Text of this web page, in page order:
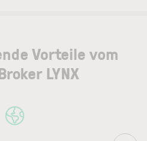
Vorteile vom
LYNX